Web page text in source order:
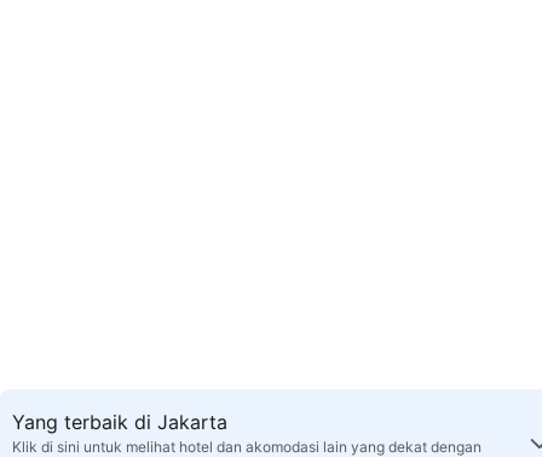
Yang terbaik di Jakarta
Klik di sini untuk melihat hotel dan akomodasi lain yang dekat dengan